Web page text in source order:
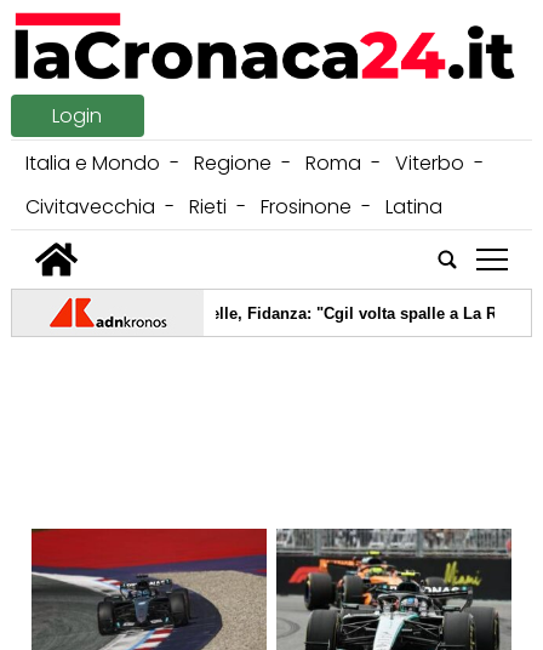
Login
Italia e Mondo
Regione Roma
Viterbo
Civitavecchia
Rieti Frosinone
Latina
tap
Marcinelle, Fidanza: "Cgil volta spalle a La Russa".